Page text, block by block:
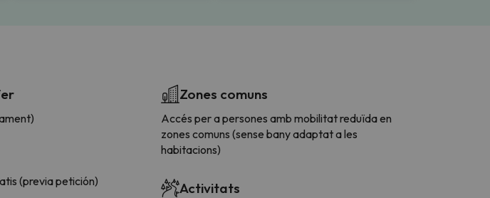
(previa petición)
Zones comuns
Accés per a persones amb mobilitat reduïda en
zones comuns (sense bany adaptat a les
habitacions)
Activitats